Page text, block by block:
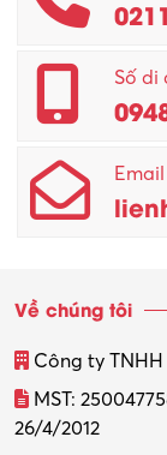
Promotion
Quản lý –
Quản lý
Quản lý sản
Quản trị kinh
Thiết kế nội
Số di
Về chúng tôi
Công ty
MST:
26/4/2012